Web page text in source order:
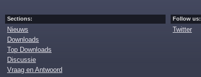
Sections:
Nieuws
Downloads
Top Downloads
Discussie
Vraag en Antwoord
Follow us:
Twitter